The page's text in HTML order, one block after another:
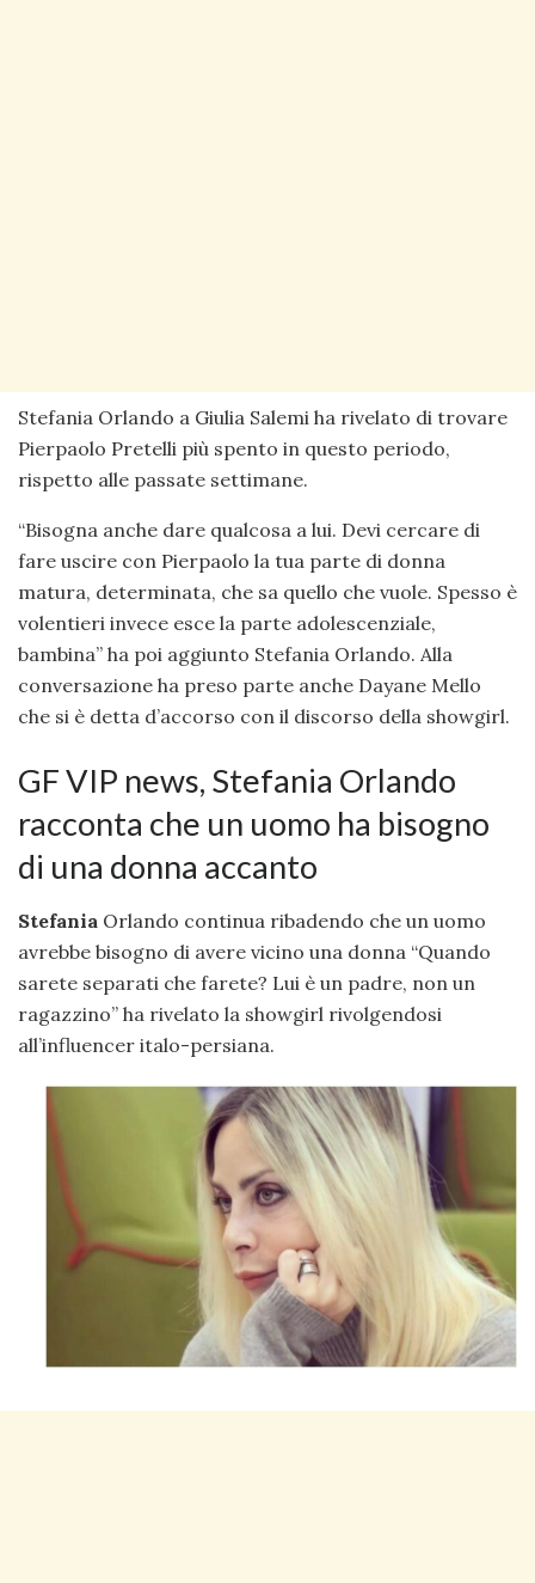
Stefania Orlando a Giulia Salemi ha rivelato di trovare
Pierpaolo Pretelli più spento in questo periodo,
rispetto alle passate settimane.
“Bisogna anche dare qualcosa a lui. Devi cercare di
fare uscire con Pierpaolo la tua parte di donna
matura, determinata, che sa quello che vuole. Spesso è
volentieri invece esce la parte adolescenziale,
bambina” ha poi aggiunto Stefania Orlando. Alla
conversazione ha preso parte anche Dayane Mello
che si è detta d’accorso con il discorso della showgirl.
GF VIP news, Stefania Orlando
racconta che un uomo ha bisogno
di una donna accanto
Stefania Orlando continua ribadendo che un uomo
avrebbe bisogno di avere vicino una donna “Quando
sarete separati che farete? Lui è un padre, non un
ragazzino” ha rivelato la showgirl rivolgendosi
all’influencer italo-persiana.